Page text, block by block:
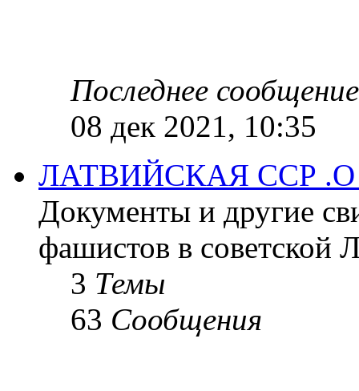
Последнее сообщение
08 дек 2021, 10:35
ЛАТВИЙСКАЯ ССР
Документы и другие
фашистов в советской
3 Темы
63 Сообщения